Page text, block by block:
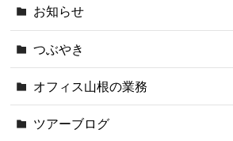
お知らせ
つぶやき
オフィス山根の業務
ツアーブログ